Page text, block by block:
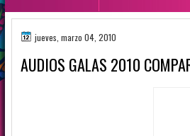
jueves, marzo 04, 2010
AUDIOS GALAS 2010